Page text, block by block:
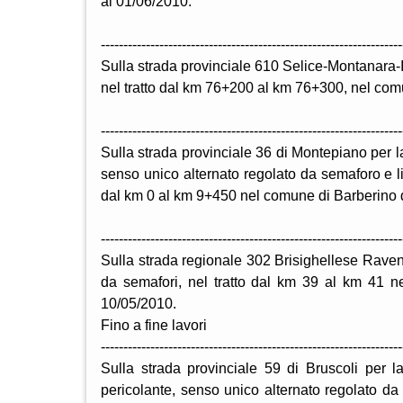
Sulla strada provinciale 610 Selice-
nel tratto dal km 76+200 al km 76+300, nel
Sulla strada provinciale 36 di Montepiano per
senso unico alternato regolato da semaforo
dal km 0 al km 9+450 nel comune di
Sulla strada regionale 302 Brisighellese
da semafori, nel tratto dal km 39 al km 41
10/05/2010.
Fino a fine lavori
Sulla strada provinciale 59 di Bruscoli per
pericolante, senso unico alternato regolato